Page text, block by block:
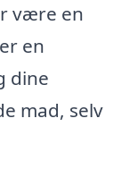
være en
en
dine
mad, selv